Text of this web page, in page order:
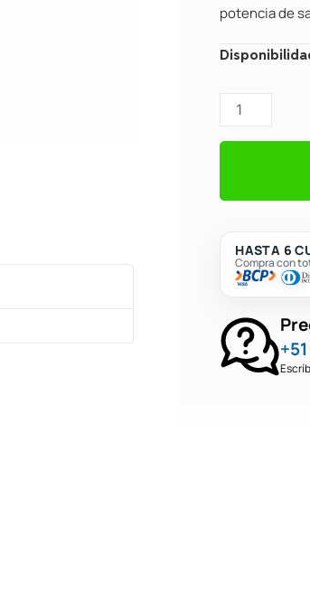
potencia de
Válvula
Tubes,
GT-
para
amplificador
cantidad
HASTA 6
Compra con